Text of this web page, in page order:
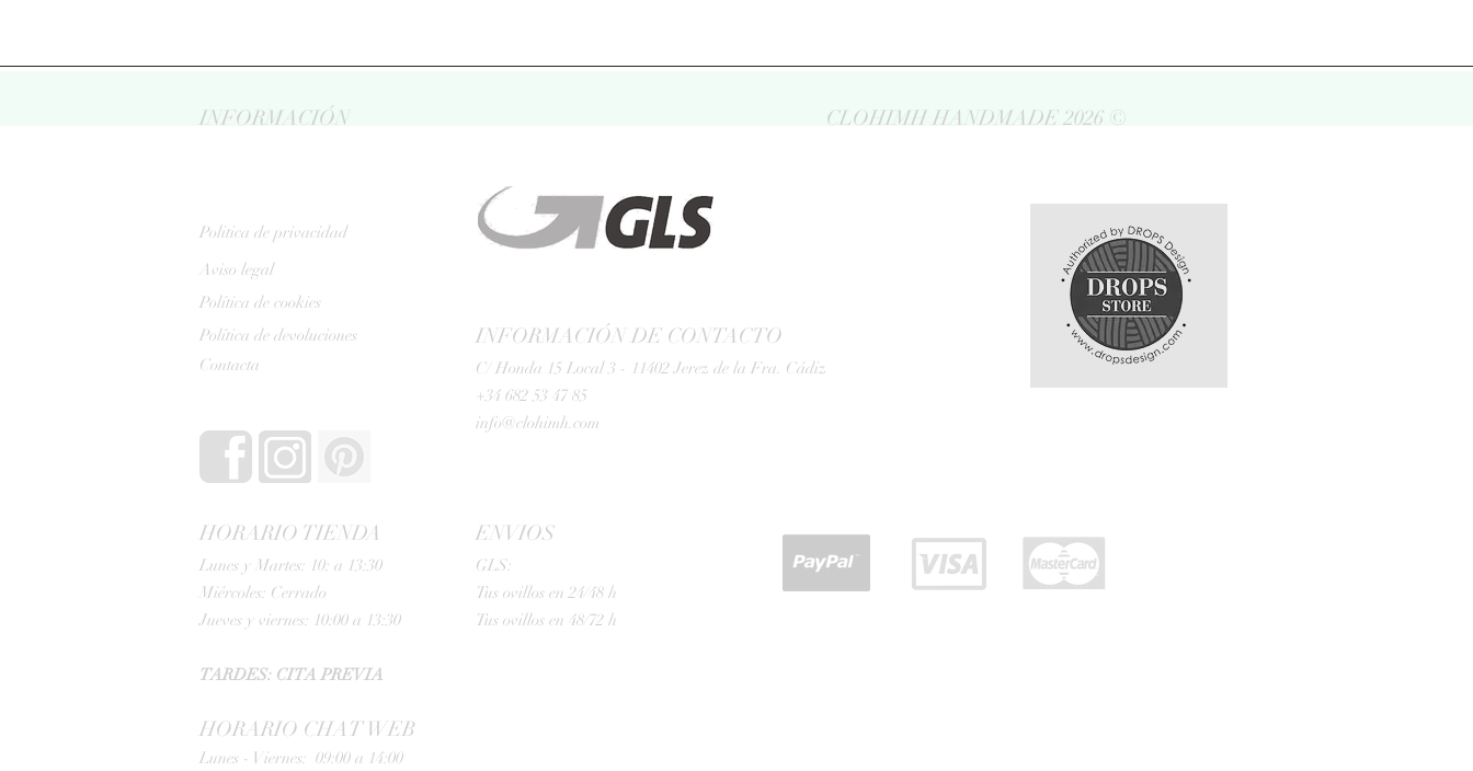
INFORMACIÓN CLOHIMH HANDMADE 2026 ©
Politica de privacidad
Aviso legal
Política de cookies
Política de devoluciones
Contacta
INFORMACIÓN DE CONTACTO
C/ Honda 15 Local 3 - 11402 Jerez de la Fra. Cádiz
+34 682 53 47 85
info@clohimh.com
HORARIO TIENDA
Lunes y Martes: 10: a 13:30
Miércoles: Cerrado
Jueves y viernes: 10:00 a 13:30
TARDES: CITA PREVIA
HORARIO CHAT WEB
Lunes - Viernes: 09:00 a 14:00
ENVIOS
GLS:
Tus ovillos en 24/48 h
Tus ovillos en 48/72 h